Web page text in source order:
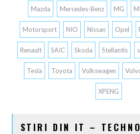
Mazda Mercedes-Benz MG
Motorsport NIO Nissan Opel
Renault SAIC Skoda Stellantis
Tesla Toyota Volkswagen
XPENG
STIRI DIN IT –